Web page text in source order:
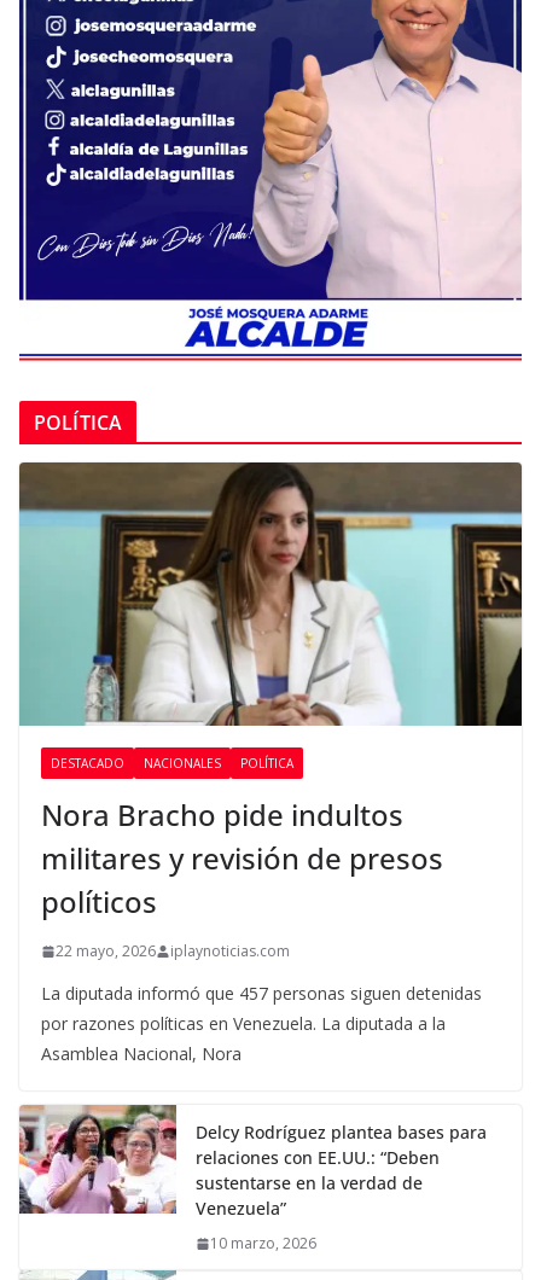
POLÍTICA
DESTACADO NACIONALES POLÍTICA
Nora Bracho pide indultos
militares y revisión de presos
políticos
22 mayo, 2026 iplaynoticias.com
La diputada informó que 457 personas siguen detenidas
por razones políticas en Venezuela. La diputada a la
Asamblea Nacional, Nora
Delcy Rodríguez plantea bases para
relaciones con EE.UU.: “Deben
sustentarse en la verdad de
Venezuela”
10 marzo, 2026